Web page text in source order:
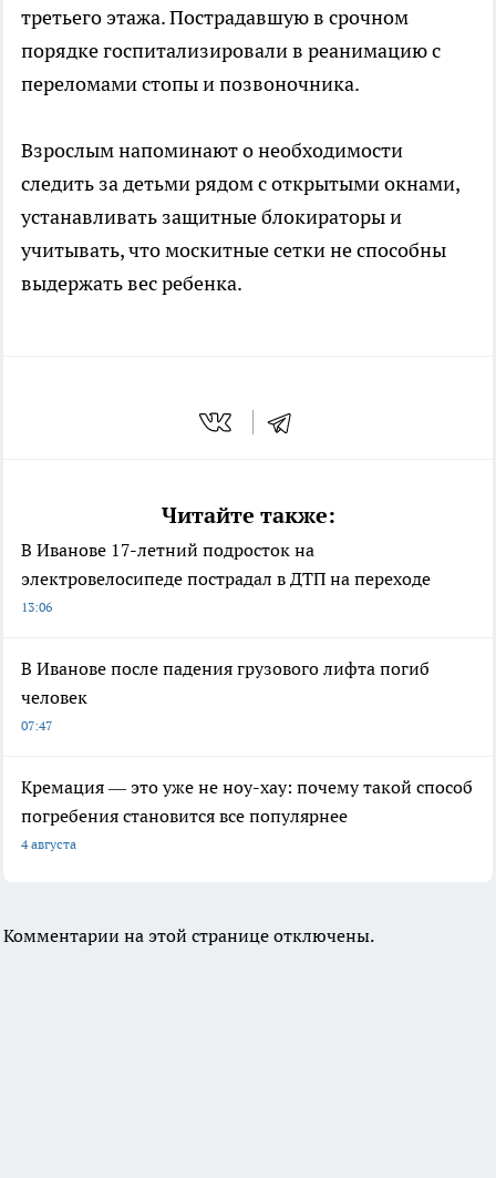
третьего этажа. Пострадавшую в срочном
порядке госпитализировали в реанимацию с
переломами стопы и позвоночника.
Взрослым напоминают о необходимости
следить за детьми рядом с открытыми окнами,
устанавливать защитные блокираторы и
учитывать, что москитные сетки не способны
выдержать вес ребенка.
Читайте также:
В Иванове 17-летний подросток на
электровелосипеде пострадал в ДТП на переходе
13:06
В Иванове после падения грузового лифта погиб
человек
07:47
Кремация — это уже не ноу-хау: почему такой способ
погребения становится все популярнее
4 августа
Комментарии на этой странице отключены.